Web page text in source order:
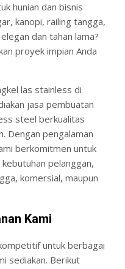
hunian dan bisnis
kanopi, railing tangga,
dan tahan lama?
proyek impian Anda
las stainless di
jasa pembuatan
steel berkualitas
Dengan pengalaman
berkomitmen untuk
pelanggan,
komersial, maupun
Kami
untuk berbagai
sediakan. Berikut